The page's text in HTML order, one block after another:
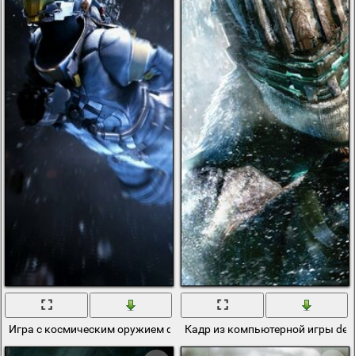
Игра с космическим оружием dead spaceКадр из компьютерной игры